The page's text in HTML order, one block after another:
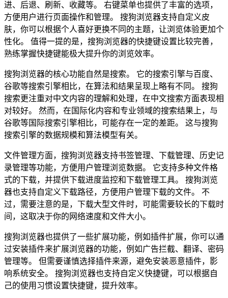
进、后退、刷新、收藏等。 右键菜单也提供了丰富的选项，
方便用户进行页面操作和管理。 搜狗浏览器支持自定义皮
肤，你可以根据个人喜好更换不同的主题，让浏览体验更加个
性化。 值得一提的是，搜狗浏览器的快捷键设置比较完善，
熟练掌握快捷键能极大提升你的浏览效率。
搜狗浏览器的核心功能自然是搜索。 它的搜索引擎与百度、
谷歌等搜索引擎相比，在算法和结果呈现上略有不同。 搜狗
搜索更注重对中文内容的理解和处理，在中文搜索方面表现相
对较好。 然而，在国际化内容和专业领域的搜索结果上，与
谷歌等国际搜索引擎相比，可能存在一定的差距。 这与搜狗
搜索引擎的数据规模和算法模型有关。
文件管理方面，搜狗浏览器支持书签管理、下载管理、历史记
录管理等功能，方便用户管理浏览数据。 它支持多种文件格
式的下载，并提供下载进度监控和下载管理工具。 搜狗浏览
器也支持自定义下载路径，方便用户管理下载的文件。 不
过，需要注意的是，下载大型文件时，可能需要较长的下载时
间，这取决于你的网络速度和文件大小。
搜狗浏览器也提供了一些扩展功能，例如插件扩展，你可以通
过安装插件来扩展浏览器的功能，例如广告拦截、翻译、密码
管理等。 但需要谨慎选择插件来源，避免安装恶意插件，影
响系统安全。 搜狗浏览器也支持自定义快捷键，可以根据自
己的使用习惯设置快捷键，提升效率。